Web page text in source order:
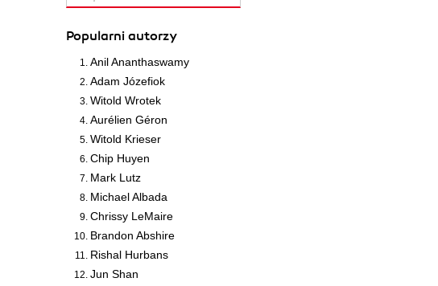
Popularni autorzy
Anil Ananthaswamy
Adam Józefiok
Witold Wrotek
Aurélien Géron
Witold Krieser
Chip Huyen
Mark Lutz
Michael Albada
Chrissy LeMaire
Brandon Abshire
Rishal Hurbans
Jun Shan